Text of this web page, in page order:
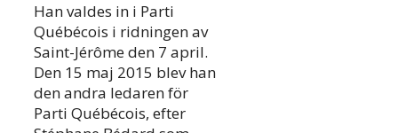
Han valdes in i Parti
Québécois i ridningen av
Saint-Jérôme den 7 april.
Den 15 maj 2015 blev han
den andra ledaren för
Parti Québécois, efter